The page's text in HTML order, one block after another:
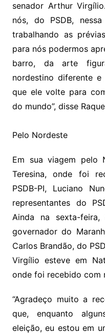
senador Arthur
nós, do PSDB,
trabalhando as
para nós podermos
barro, da arte
nordestino diferente
que ele volte para
do mundo”, disse
Pelo Nordeste
Em sua viagem pelo
Teresina, onde foi
PSDB-PI, Luciano
representantes do
Ainda na sexta-
governador do
Carlos Brandão, do
Virgílio esteve em
onde foi recebido com
“Agradeço muito a
que, enquanto
eleição, eu estou em